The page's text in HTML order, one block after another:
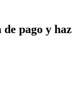
pago y haz